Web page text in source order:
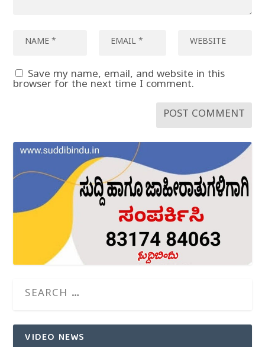
Save my name, email, and website in this
browser for the next time I comment.
VIDEO NEWS